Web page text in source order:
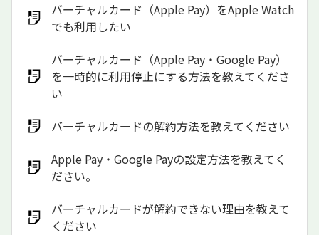
バーチャルカード（Apple Pay）をApple Watch
でも利用したい
バーチャルカード（Apple Pay・Google Pay）
を一時的に利用停止にする方法を教えてくださ
い
バーチャルカードの解約方法を教えてください
Apple Pay・Google Payの設定方法を教えてく
ださい。
バーチャルカードが解約できない理由を教えて
ください